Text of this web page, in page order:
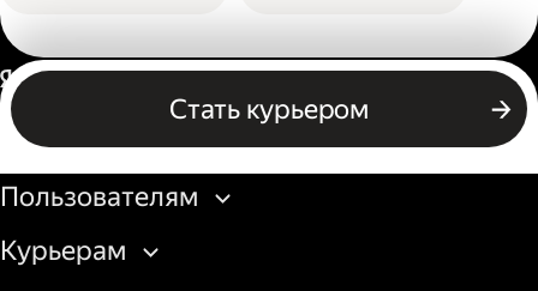
Стать курьером
Россия
Бизнесу
Пользователям
Курьерам